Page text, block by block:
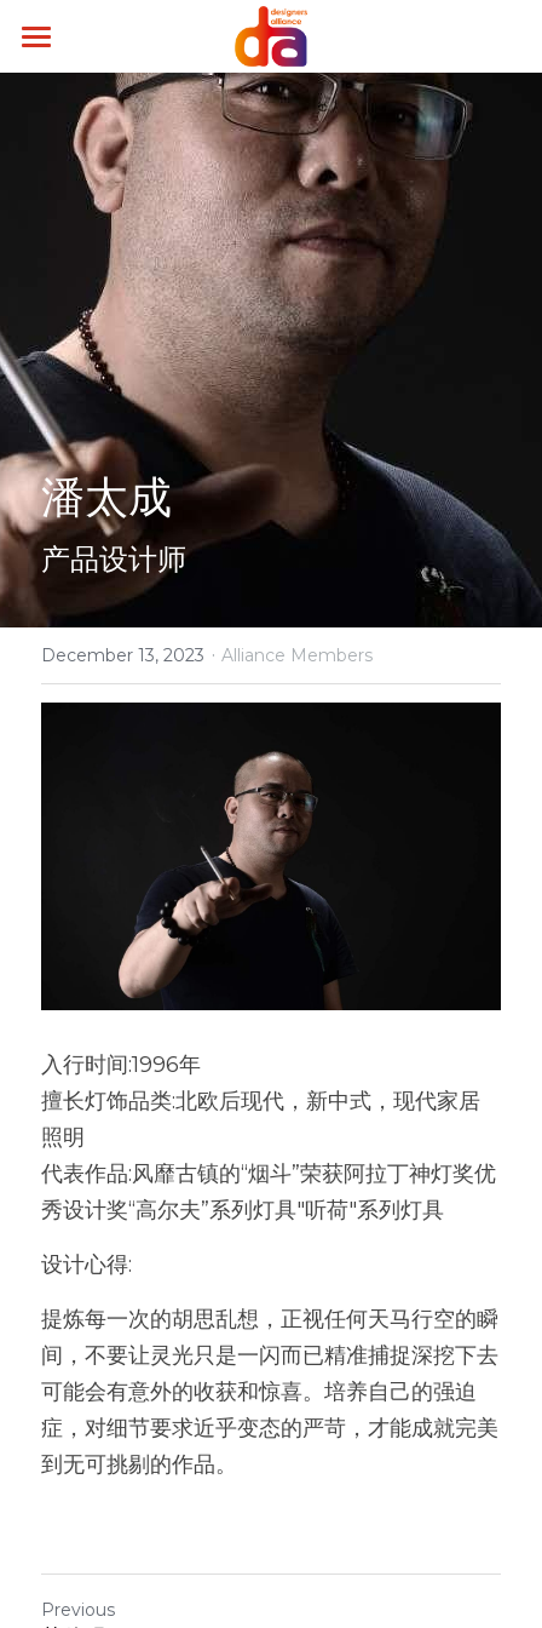
Home
Design Works
Alliance Members
Alliance Promoter
Alliance Members
Cooperating Universities
Alliance News
About Alliance
潘太成
产品设计师
December 13, 2023 · Alliance Members
入行时间:1996年
擅长灯饰品类:北欧后现代，新中式，现代家居
照明
代表作品:风靡古镇的“烟斗”荣获阿拉丁神灯奖优
秀设计奖“高尔夫”系列灯具"听荷"系列灯具
设计心得:
提炼每一次的胡思乱想，正视任何天马行空的瞬
间，不要让灵光只是一闪而已精准捕捉深挖下去
可能会有意外的收获和惊喜。培养自己的强迫
症，对细节要求近乎变态的严苛，才能成就完美
到无可挑剔的作品。
Previous